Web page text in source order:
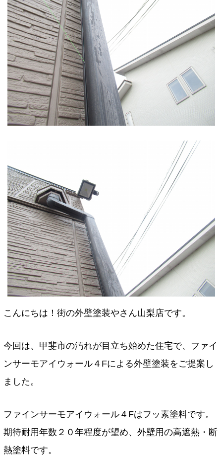
こんにちは！街の外壁塗装やさん山梨店です。
今回は、甲斐市の汚れが目立ち始めた住宅で、ファイ
ンサーモアイウォール４Fによる外壁塗装をご提案し
ました。
ファインサーモアイウォール４Fはフッ素塗料です。
期待耐用年数２０年程度が望め、外壁用の高遮熱・断
熱塗料です。